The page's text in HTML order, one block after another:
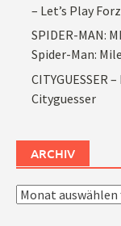
– Let’s Play
SPIDER-MAN:
Spider-Man:
Cityguesser
ARCHIV
Archiv